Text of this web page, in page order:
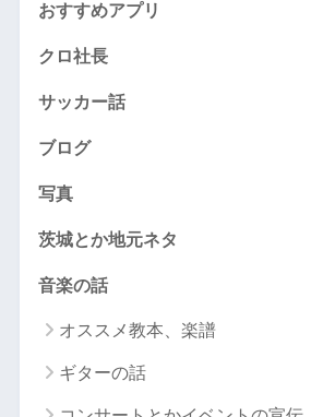
おすすめアプリ
クロ社長
サッカー話
ブログ
写真
茨城とか地元ネタ
音楽の話
オススメ教本、楽譜
ギターの話